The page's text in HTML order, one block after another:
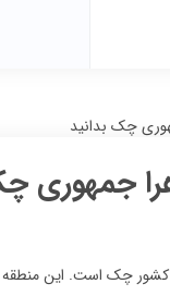
چک بدانید
جمهوری
20000 تن‌ سکنه داشته و صومعه سدلک آن